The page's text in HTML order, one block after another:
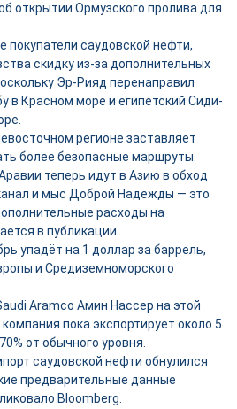
открытии Ормузского пролива для
покупатели саудовской нефти,
скидку из-за дополнительных
Эр-Рияд перенаправил
в Красном море и египетский Сиди-
регионе заставляет
более безопасные маршруты.
теперь идут в Азию в обход
и мыс Доброй Надежды — это
расходы на
в публикации.
упадёт на 1 доллар за баррель,
и Средиземноморского
Aramco Амин Нассер на этой
пока экспортирует около 5
от обычного уровня.
саудовской нефти обнулился
предварительные данные
Bloomberg.